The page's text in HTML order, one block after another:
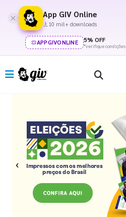
App GIV Online
10 mil+ downloads
APPGIVONLINE 5% OFF
*verifique condições
Previous